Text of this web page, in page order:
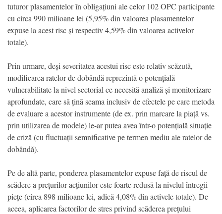
tuturor plasamentelor în obligațiuni ale celor 102 OPC participante
cu circa 990 milioane lei (5,95% din valoarea plasamentelor
expuse la acest risc și respectiv 4,59% din valoarea activelor
totale).
Prin urmare, deși severitatea acestui risc este relativ scăzută,
modificarea ratelor de dobândă reprezintă o potențială
vulnerabilitate la nivel sectorial ce necesită analiză și monitorizare
aprofundate, care să țină seama inclusiv de efectele pe care metoda
de evaluare a acestor instrumente (de ex. prin marcare la piață vs.
prin utilizarea de modele) le-ar putea avea într-o potențială situație
de criză (cu fluctuații semnificative pe termen mediu ale ratelor de
dobândă).
Pe de altă parte, ponderea plasamentelor expuse față de riscul de
scădere a prețurilor acțiunilor este foarte redusă la nivelul întregii
piețe (circa 898 milioane lei, adică 4,08% din activele totale). De
aceea, aplicarea factorilor de stres privind scăderea prețului